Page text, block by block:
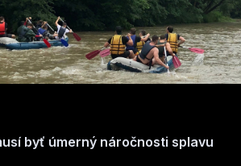
byť úmerný náročnosti splavu